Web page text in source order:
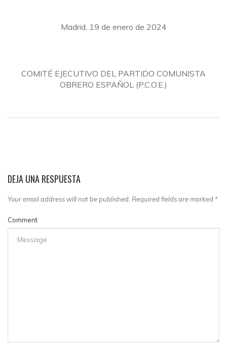
Madrid, 19 de enero de 2024
COMITÉ EJECUTIVO DEL PARTIDO COMUNISTA
OBRERO ESPAÑOL (P.C.O.E.)
DEJA UNA RESPUESTA
Your email address will not be published. Required fields are marked *
Comment